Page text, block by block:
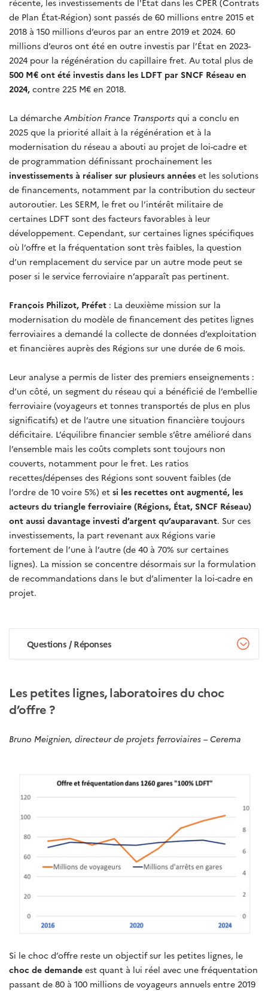
récente, les investissements de l'État dans les CPER (Contrats
de Plan État-Région) sont passés de 60 millions entre 2015 et
2018 à 150 millions d’euros par an entre 2019 et 2024. 60
millions d’euros ont été en outre investis par l’État en 2023-
2024 pour la régénération du capillaire fret. Au total plus de
500 M€ ont été investis dans les LDFT par SNCF Réseau en
2024, contre 225 M€ en 2018.
La démarche Ambition France Transports qui a conclu en
2025 que la priorité allait à la régénération et à la
modernisation du réseau a abouti au projet de loi-cadre et
de programmation définissant prochainement les
investissements à réaliser sur plusieurs années et les solutions
de financements, notamment par la contribution du secteur
autoroutier. Les SERM, le fret ou l’intérêt militaire de
certaines LDFT sont des facteurs favorables à leur
développement. Cependant, sur certaines lignes spécifiques
où l’offre et la fréquentation sont très faibles, la question
d’un remplacement du service par un autre mode peut se
poser si le service ferroviaire n’apparaît pas pertinent.
François Philizot, Préfet : La deuxième mission sur la
modernisation du modèle de financement des petites lignes
ferroviaires a demandé la collecte de données d’exploitation
et financières auprès des Régions sur une durée de 6 mois.
Leur analyse a permis de lister des premiers enseignements :
d’un côté, un segment du réseau qui a bénéficié de l’embellie
ferroviaire (voyageurs et tonnes transportés de plus en plus
significatifs) et de l’autre une situation financière toujours
déficitaire. L’équilibre financier semble s’être amélioré dans
l’ensemble mais les coûts complets sont toujours non
couverts, notamment pour le fret. Les ratios
recettes/dépenses des Régions sont souvent faibles (de
l’ordre de 10 voire 5%) et si les recettes ont augmenté, les
acteurs du triangle ferroviaire (Régions, État, SNCF Réseau)
ont aussi davantage investi d’argent qu’auparavant. Sur ces
investissements, la part revenant aux Régions varie
fortement de l’une à l’autre (de 40 à 70% sur certaines
lignes). La mission se concentre désormais sur la formulation
de recommandations dans le but d’alimenter la loi-cadre en
projet.
Questions / Réponses
Les petites lignes, laboratoires du choc
d’offre ?
Bruno Meignien, directeur de projets ferroviaires – Cerema
Si le choc d’offre reste un objectif sur les petites lignes, le
choc de demande est quant à lui réel avec une fréquentation
passant de 80 à 100 millions de voyageurs annuels entre 2019